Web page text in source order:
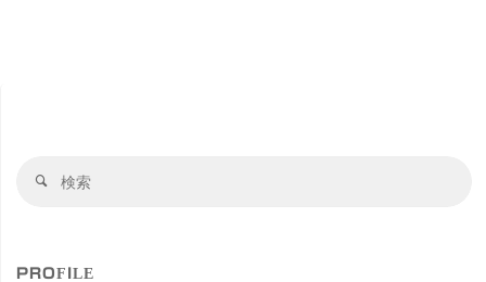
検
PROFILE